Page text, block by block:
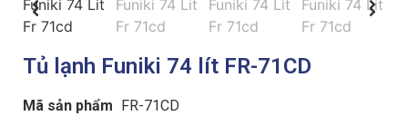
Tủ lạnh Funiki 74 lít FR-71CD
Mã sản phẩm FR-71CD